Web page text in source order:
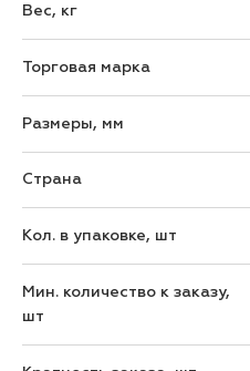
Вес, кг
Торговая марка
Размеры, мм
Страна
Кол. в упаковке, шт
Мин. количество к заказу,
шт